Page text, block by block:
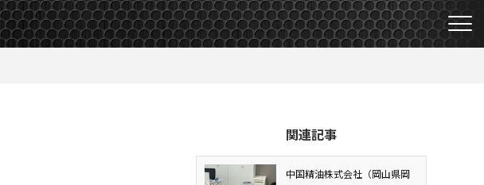
関連記事
中国精油株式会社（岡山県岡